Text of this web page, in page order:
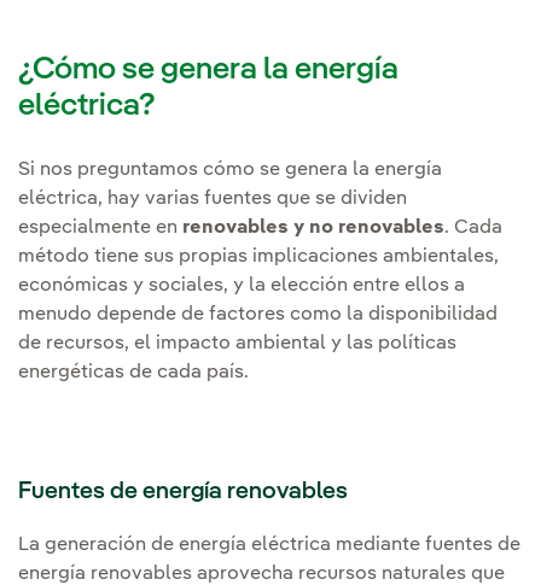
¿Cómo se genera la energía
eléctrica?
Si nos preguntamos cómo se genera la energía
eléctrica, hay varias fuentes que se dividen
especialmente en renovables y no renovables. Cada
método tiene sus propias implicaciones ambientales,
económicas y sociales, y la elección entre ellos a
menudo depende de factores como la disponibilidad
de recursos, el impacto ambiental y las políticas
energéticas de cada país.
Fuentes de energía renovables
La generación de energía eléctrica mediante fuentes de
energía renovables aprovecha recursos naturales que